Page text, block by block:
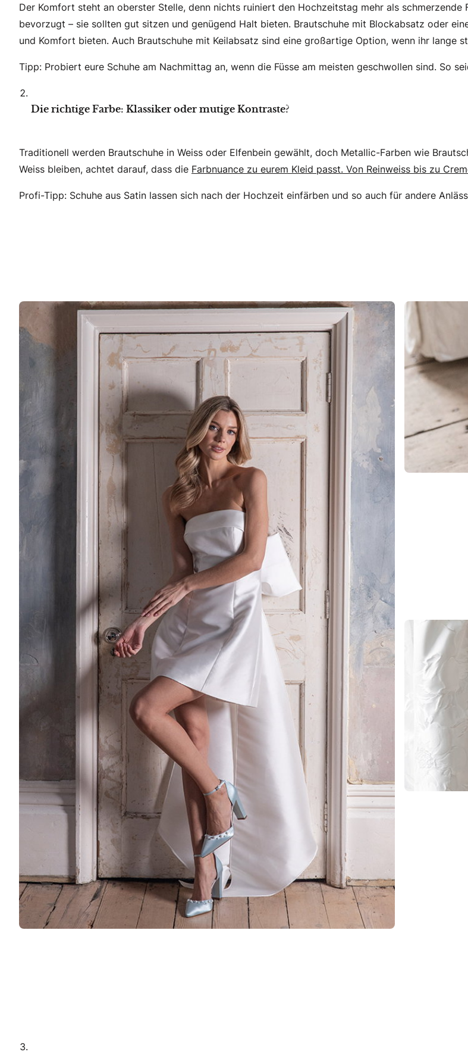
Der Komfort steht an oberster Stelle, denn nichts ruiniert den Hochzeitstag mehr als schmerzende
bevorzugt – sie sollten gut sitzen und genügend Halt bieten. Brautschuhe mit Blockabsatz oder
und Komfort bieten. Auch Brautschuhe mit Keilabsatz sind eine großartige Option, wenn ihr lange
Tipp: Probiert eure Schuhe am Nachmittag an, wenn die Füsse am meisten geschwollen sind. So
Die richtige Farbe: Klassiker oder mutige Kontraste?
Traditionell werden Brautschuhe in Weiss oder Elfenbein gewählt, doch Metallic-Farben wie
Weiss bleiben, achtet darauf, dass die Farbnuance zu eurem Kleid passt. Von Reinweiss bis zu
Profi-Tipp: Schuhe aus Satin lassen sich nach der Hochzeit einfärben und so auch für andere